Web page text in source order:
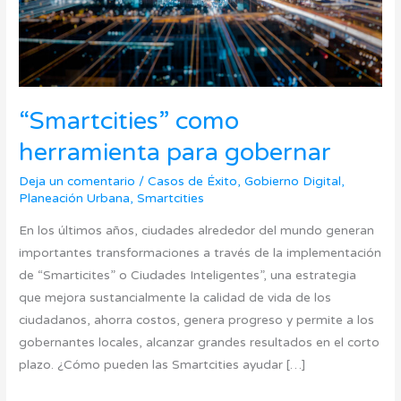
“Smartcities” como
herramienta para gobernar
Deja un comentario /Casos de Éxito,Gobierno Digital,
Planeación Urbana,Smartcities
En los últimos años, ciudades alrededor del mundo generan
importantes transformaciones a través de la implementación
de “Smarticites” o Ciudades Inteligentes”, una estrategia
que mejora sustancialmente la calidad de vida de los
ciudadanos, ahorra costos, genera progreso y permite a los
gobernantes locales, alcanzar grandes resultados en el corto
plazo. ¿Cómo pueden las Smartcities ayudar […]